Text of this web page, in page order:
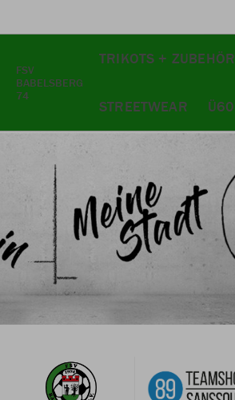
FSV
BABELSBERG
74
TRIKOTS + ZUBEHÖR
STREETWEAR Ü60